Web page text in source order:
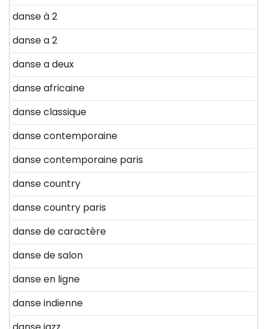
danse à 2
danse a 2
danse a deux
danse africaine
danse classique
danse contemporaine
danse contemporaine paris
danse country
danse country paris
danse de caractère
danse de salon
danse en ligne
danse indienne